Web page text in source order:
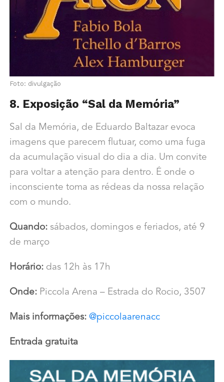
Foto: divulgação
8. Exposição “Sal da Memória”
Sal da Memória, de Eduardo Baltazar evoca
imagens que parecem flutuar, como uma fuga
da acumulação visual do dia a dia. Um convite
para voltar a atenção para dentro. É onde o
inconsciente toma as rédeas da nossa relação
com o mundo.
Quando:sábados, domingos e feriados, até 9
de março
Horário:das 12h às 17h
Onde:Piccola Arena – Estrada do Rocio, 3507
Mais informações: @piccolaarenacc
Entrada gratuita